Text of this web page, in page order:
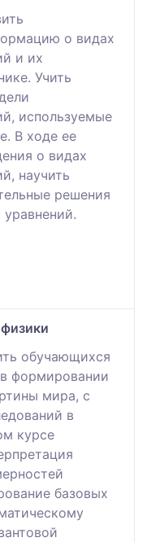
о видах
и их
Учить
используемые
В ходе ее
о видах
научить
решения
обучающихся
формировании
мира, с
в
курсе
базовых